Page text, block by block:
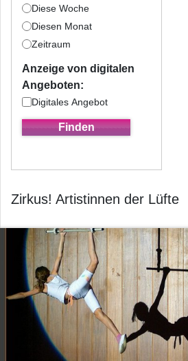
Diese Woche
Diesen Monat
Zeitraum
Anzeige von digitalen
Angeboten:
Digitales Angebot
Zirkus! Artistinnen der Lüfte